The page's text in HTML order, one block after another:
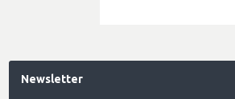
Newsletter